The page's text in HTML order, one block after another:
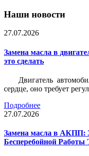
Наши новости
27.07.2026
Замена масла в
это сделать
Двигатель
сердце, оно требует
Подробнее
27.07.2026
Замена масла в АКПП:
Бесперебойной Работы